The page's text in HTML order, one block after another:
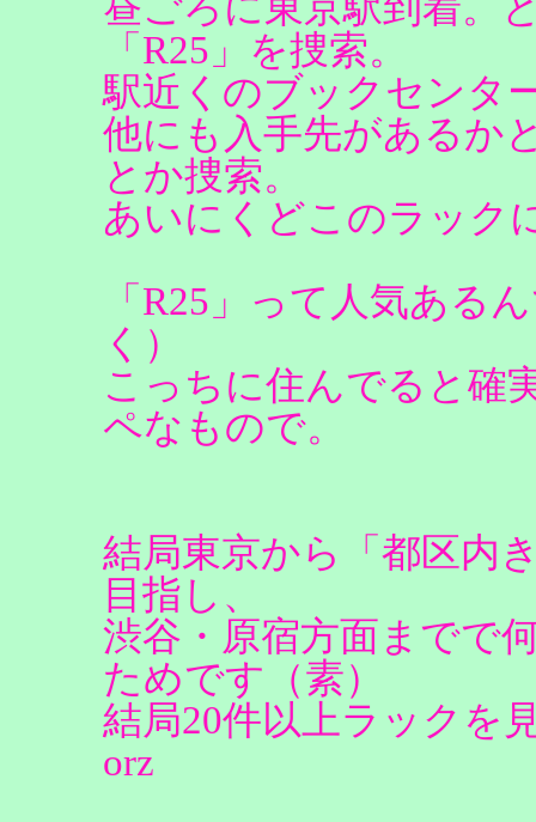
「R25」を捜索。
駅近くのブックセンタ
他にも入手先があるか
とか捜索。
あいにくどこのラック
「R25」って人気ある
く）
こっちに住んでると確
ペなもので。
結局東京から「都区内
目指し、
渋谷・原宿方面までで
ためです（素）
結局20件以上ラックを
orz